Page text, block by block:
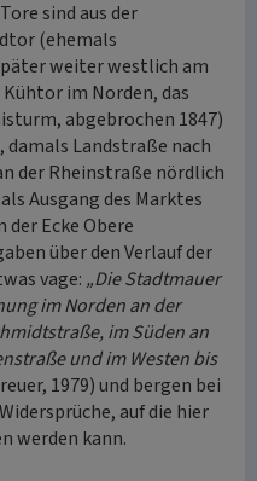
sind aus der
(ehemals
weiter westlich am
im Norden, das
abgebrochen 1847)
Landstraße nach
der Rheinstraße nördlich
Ausgang des Marktes
der Ecke Obere
über den Verlauf der
vage: „Die Stadtmauer
im Norden an der
im Süden an
und im Westen bis
1979) und bergen bei
auf die hier
werden kann.